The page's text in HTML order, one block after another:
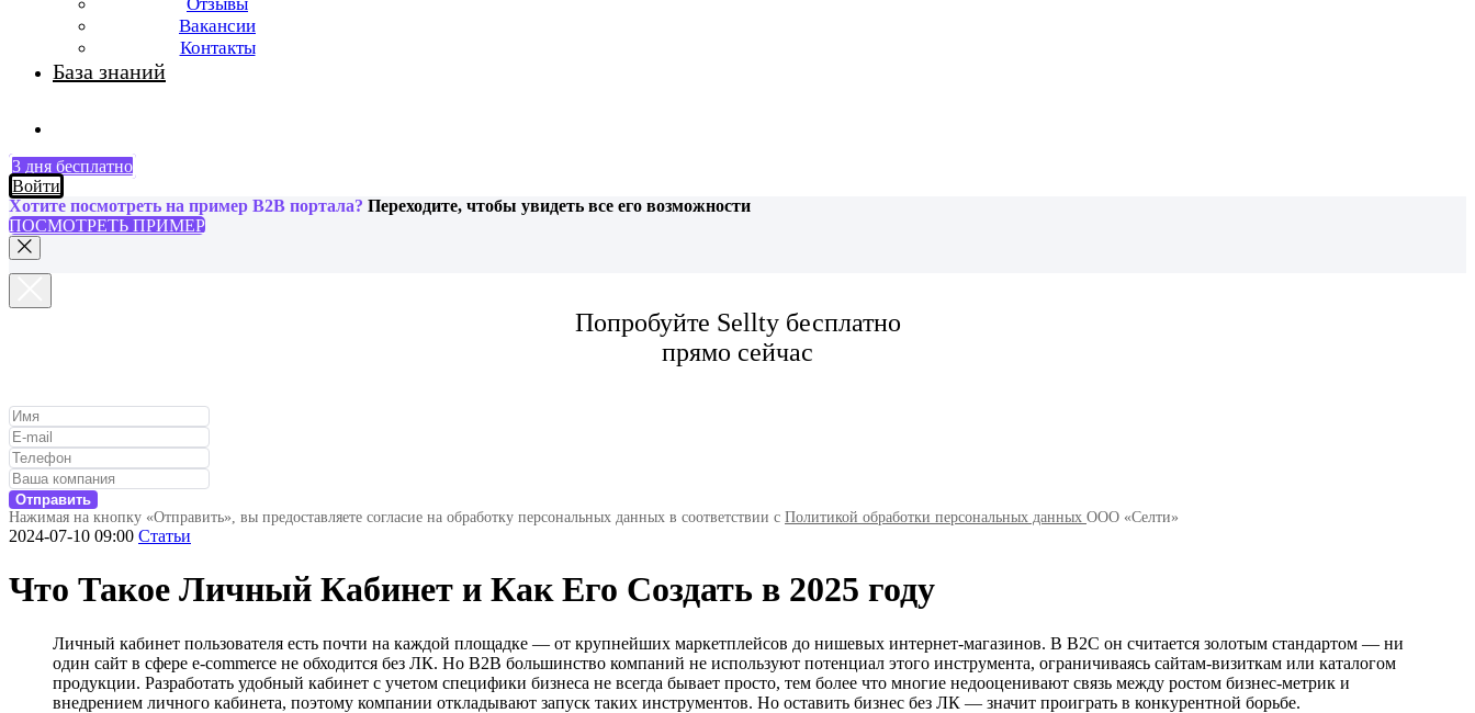
Вакансии
Контакты
База знаний
3 дня бесплатно
Войти
Хотите посмотреть на пример B2B портала? Переходите, чтобы увидеть все его возможности
ПОСМОТРЕТЬ ПРИМЕР
Попробуйте Sellty бесплатно
прямо сейчас
Отправить
Нажимая на кнопку «Отправить», вы предоставляете согласие на обработку персональных данных в соответствии с Политикой обработки персональных данных ООО «Селти»
2024-07-10 09:00 Статьи
Что Такое Личный Кабинет и Как Его Создать в 2025 году
Личный кабинет пользователя есть почти на каждой площадке — от крупнейших маркетплейсов до нишевых интернет-магазинов. В В2С он считается золотым стандартом — ни
один сайт в сфере e-commerce не обходится без ЛК. Но В2В большинство компаний не используют потенциал этого инструмента, ограничиваясь сайтам-визиткам или каталогом
продукции. Разработать удобный кабинет с учетом специфики бизнеса не всегда бывает просто, тем более что многие недооценивают связь между ростом бизнес-метрик и
внедрением личного кабинета, поэтому компании откладывают запуск таких инструментов. Но оставить бизнес без ЛК — значит проиграть в конкурентной борьбе.